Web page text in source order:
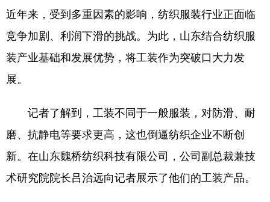
近年来，受到多重因素的影响，纺织服装行业正面临
竞争加剧、利润下滑的挑战。为此，山东结合纺织服
装产业基础和发展优势，将工装作为突破口大力发
展。
记者了解到，工装不同于一般服装，对防滑、耐
磨、抗静电等要求更高，这也倒逼纺织企业不断创
新。在山东魏桥纺织科技有限公司，公司副总裁兼技
术研究院院长吕治远向记者展示了他们的工装产品。